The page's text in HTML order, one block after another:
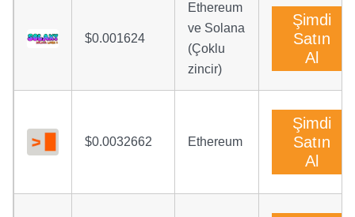
$0.001624
Ethereum
ve Solana
(Çoklu
zincir)
Şimdi
Satın
Al
$0.0032662 Ethereum
Şimdi
Satın
Al